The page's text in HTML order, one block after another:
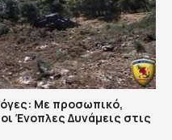
Με προσωπικό,
Ένοπλες Δυνάμεις στις